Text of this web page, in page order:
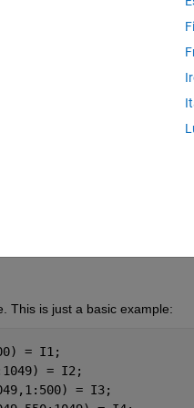
This is just a basic example:
= I1;
= I2;
= I3;